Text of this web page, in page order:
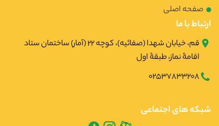
صفحه اصلی
ارتباط با ما
قم، خیابان شهدا (صفائیه)، کوچه ۲۲ (آمار) ساختمان ستاد
اقامۀ نماز، طبقۀ اول
02537833208
شبکه های اجتماعی